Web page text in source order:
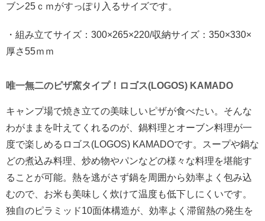
ブン25ｃｍがすっぽり入るサイズです。
・組み立てサイズ：300×265×220/収納サイズ：350×330×
厚さ55ｍｍ
唯一無二のピザ窯タイプ！ロゴス(LOGOS) KAMADO
キャンプ場で焼き立ての美味しいピザが食べたい。そんな
わがままを叶えてくれるのが、鍋料理とオーブン料理が一
度で楽しめるロゴス(LOGOS) KAMADOです。スープや鍋な
どの煮込み料理、炒め物やパンなどの様々な料理を堪能す
ることが可能。熱を逃がさず鍋を周囲から効率よく包み込
むので、お米も美味しく炊けて温度も低下しにくいです。
独自のピラミッド10面体構造が、効率よく滞留熱の発生を